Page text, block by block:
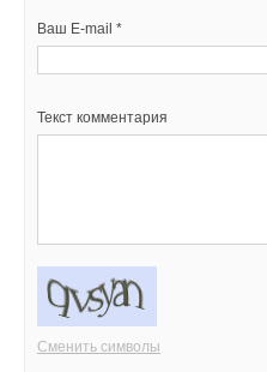
Ваш E-mail *
Текст комментария
Сменить символы